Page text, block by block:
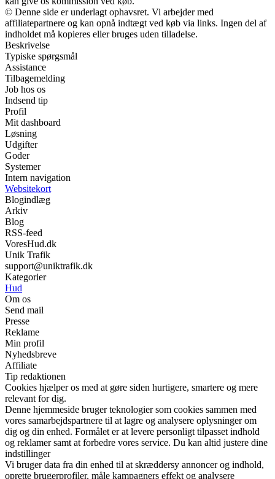
© Denne side er underlagt ophavsret. Vi arbejder med
affiliatepartnere og kan opnå indtægt ved køb via links. Ingen del af
indholdet må kopieres eller bruges uden tilladelse.
Beskrivelse
Typiske spørgsmål
Assistance
Tilbagemelding
Job hos os
Indsend tip
Profil
Mit dashboard
Løsning
Udgifter
Goder
Systemer
Intern navigation
Websitekort
Blogindlæg
Arkiv
Blog
RSS-feed
VoresHud.dk
Unik Trafik
support@uniktrafik.dk
Kategorier
Hud
Om os
Send mail
Presse
Reklame
Min profil
Nyhedsbreve
Affiliate
Tip redaktionen
Cookies hjælper os med at gøre siden hurtigere, smartere og mere
relevant for dig.
Denne hjemmeside bruger teknologier som cookies sammen med
vores samarbejdspartnere til at lagre og analysere oplysninger om
dig og din enhed. Formålet er at levere personligt tilpasset indhold
og reklamer samt at forbedre vores service. Du kan altid justere dine
indstillinger
Vi bruger data fra din enhed til at skræddersy annoncer og indhold,
oprette brugerprofiler, måle kampagners effekt og analysere